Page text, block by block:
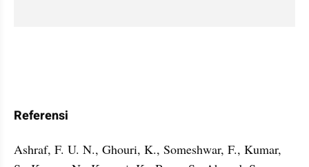
Referensi
Ashraf, F. U. N., Ghouri, K., Someshwar, F., Kumar,